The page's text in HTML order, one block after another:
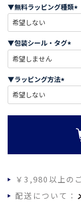
▼無料ラッピング種類
必
)
▼包装シール・タグ
必
)
▼ラッピング方法
必
￥3,980以上の
配送について：